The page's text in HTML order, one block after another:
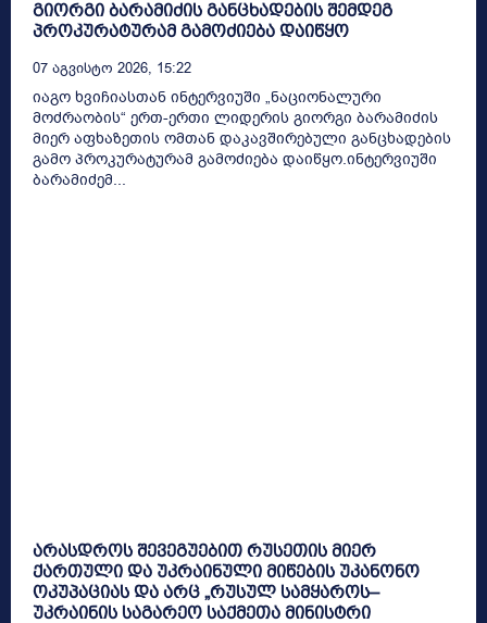
გიორგი ბარამიძის განცხადების შემდეგ
პროკურატურამ გამოძიება დაიწყო
07 Აგვისტო 2026, 15:22
იაგო ხვიჩიასთან ინტერვიუში „ნაციონალური
მოძრაობის“ ერთ-ერთი ლიდერის გიორგი ბარამიძის
მიერ აფხაზეთის ომთან დაკავშირებული განცხადების
გამო პროკურატურამ გამოძიება დაიწყო.ინტერვიუში
ბარამიძემ...
არასდროს შევეგუებით რუსეთის მიერ
ქართული და უკრაინული მიწების უკანონო
ოკუპაციას და არც „რუსულ სამყაროს–
უკრაინის საგარეო საქმეთა მინისტრი